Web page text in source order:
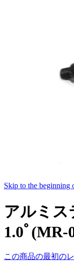
Skip to the beginning
アルミス
1.0ﾟ(MR-
この商品の最初の